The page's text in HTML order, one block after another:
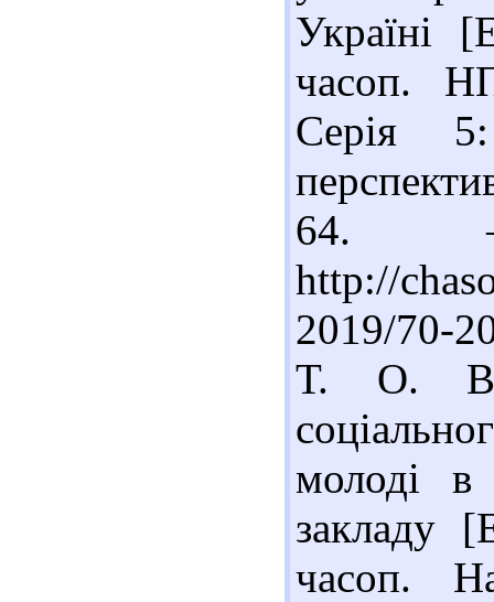
Україні
часоп.
Серія
64. –
http://
2019/70-
Т. О.
молоді в
закладу
часоп.